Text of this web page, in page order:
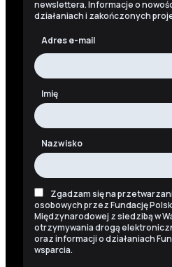
newslettera. Informacje o
działaniach i zakończonych
Adres e-mail
Imię
Nazwisko
Zgadzam się na
osobowych przez Fundację
Międzynarodowej z siedzibą w
otrzymywania drogą
oraz informacji o działaniach
wsparcia.